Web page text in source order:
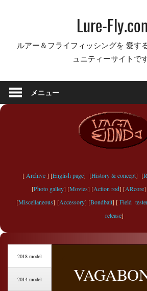
ッ
Lure-
ルアー＆フライフィッシングを 愛す
ュニティーサイトです
メニュー
[ Archive] [English page] [History & concept] [
[Photo galley] [Movies] [Action rod] [ARcore]
[Miscellaneous] [Accessory] [Bondbait] [Field
release]
2018 model
2014 model